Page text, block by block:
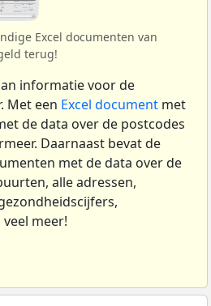
Excel documenten van
terug!
informatie voor de
Met een Excel document met
de data over de postcodes
Daarnaast bevat de
met de data over de
alle adressen,
meer!